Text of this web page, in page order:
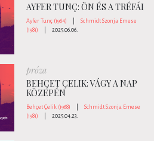
AYFER TUNÇ: ÖN ÉS A TRÉFÁI
Ayfer Tunç (1964)
Schmidt Szonja Emese
(1981)
2025.06.06.
próza
BEHÇET ÇELIK: VÁGY A NAP
KÖZEPÉN
Behçet Çelik (1968)
Schmidt Szonja Emese
(1981)
2025.04.23.